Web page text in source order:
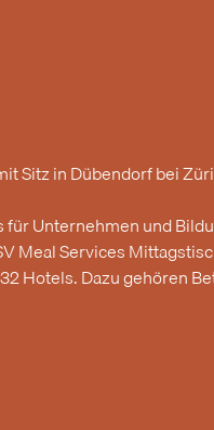
in Dübendorf bei
Unternehmen und
Services
Hotels. Dazu gehören